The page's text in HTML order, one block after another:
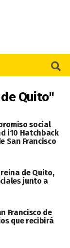
Quito"
social
i10 Hatchback
San Francisco
de Quito,
junto a
Francisco de
que recibirá